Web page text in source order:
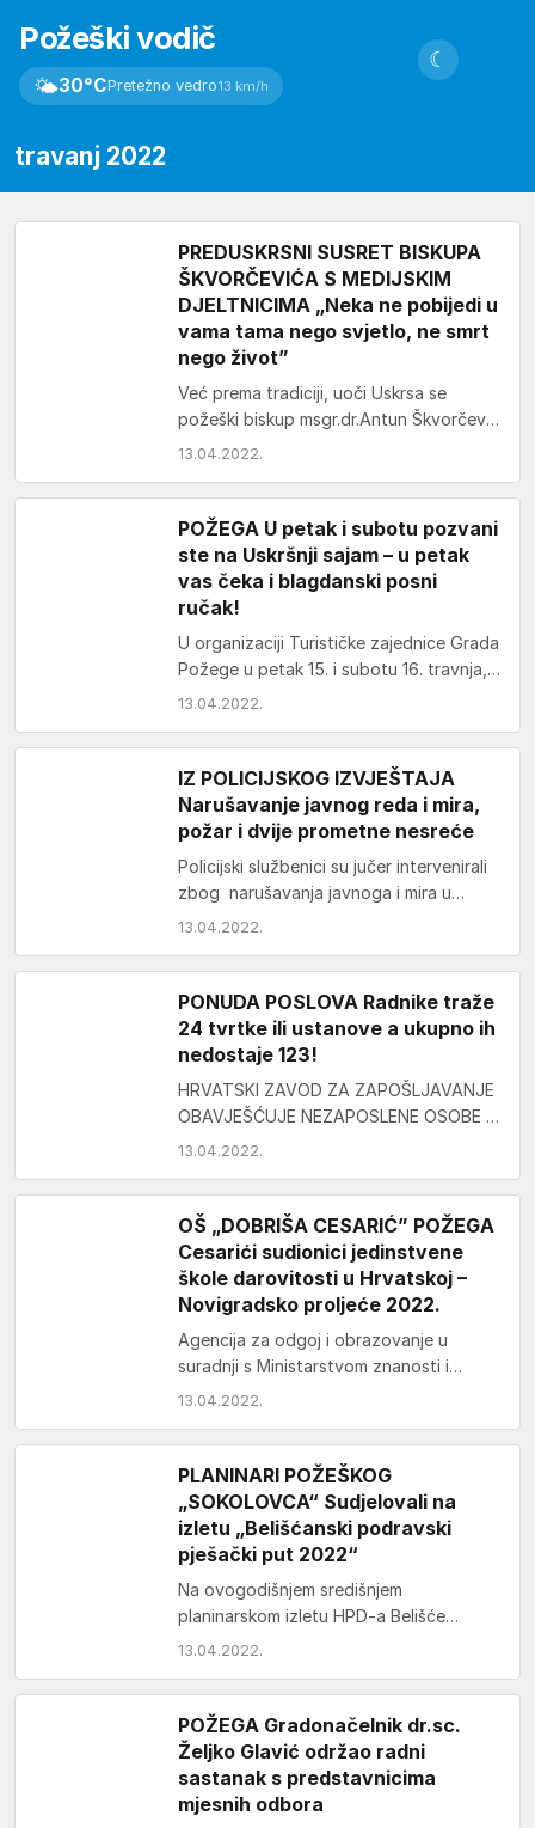
Požeški vodič
🌤30°CPretežno vedro13 km/h
☾
travanj 2022
PREDUSKRSNI SUSRET BISKUPA
ŠKVORČEVIĆA S MEDIJSKIM
DJELTNICIMA „Neka ne pobijedi u
vama tama nego svjetlo, ne smrt
nego život”
Već prema tradiciji, uoči Uskrsa se
požeški biskup msgr.dr.Antun Škvorčević
sastao s novinarima i drugim medijskim
13.04.2022.
POŽEGA U petak i subotu pozvani
ste na Uskršnji sajam – u petak
vas čeka i blagdanski posni
ručak!
U organizaciji Turističke zajednice Grada
Požege u petak 15. i subotu 16. travnja,
u šetališnoj zoni održat će se
13.04.2022.
IZ POLICIJSKOG IZVJEŠTAJA
Narušavanje javnog reda i mira,
požar i dvije prometne nesreće
Policijski službenici su jučer intervenirali
zbog narušavanja javnoga i mira u
Pakracu, požara na otvorenom
13.04.2022.
PONUDA POSLOVA Radnike traže
24 tvrtke ili ustanove a ukupno ih
nedostaje 123!
HRVATSKI ZAVOD ZA ZAPOŠLJAVANJE
OBAVJEŠĆUJE NEZAPOSLENE OSOBE O
MOGUĆNOSTIMA ZAPOSLENJA I
PODRUČJU P O Ž E…
13.04.2022.
OŠ „DOBRIŠA CESARIĆ” POŽEGA
Cesarići sudionici jedinstvene
škole darovitosti u Hrvatskoj –
Novigradsko proljeće 2022.
Agencija za odgoj i obrazovanje u
suradnji s Ministarstvom znanosti i
obrazovanja, i Osnovnom školom –
13.04.2022.
PLANINARI POŽEŠKOG
„SOKOLOVCA“ Sudjelovali na
izletu „Belišćanski podravski
pješački put 2022“
Na ovogodišnjem središnjem
planinarskom izletu HPD-a Belišće
“Belišćanski podravski pješački put
planinara, mladih i…
13.04.2022.
POŽEGA Gradonačelnik dr.sc.
Željko Glavić održao radni
sastanak s predstavnicima
mjesnih odbora